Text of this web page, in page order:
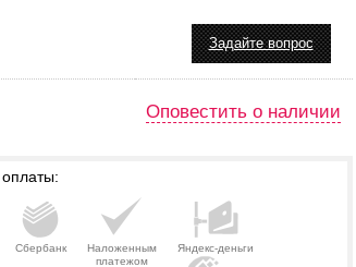
Задайте вопрос
Оповестить о наличии
Сбербанк
Наложенным
платежом
Яндекс-деньги